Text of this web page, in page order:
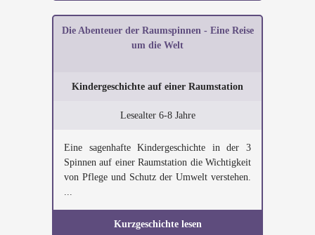
Die Abenteuer der Raumspinnen - Eine Reise
um die Welt
Kindergeschichte auf einer Raumstation
Lesealter 6-8 Jahre
Eine sagenhafte Kindergeschichte in der 3
Spinnen auf einer Raumstation die Wichtigkeit
von Pflege und Schutz der Umwelt verstehen.
...
Kurzgeschichte lesen